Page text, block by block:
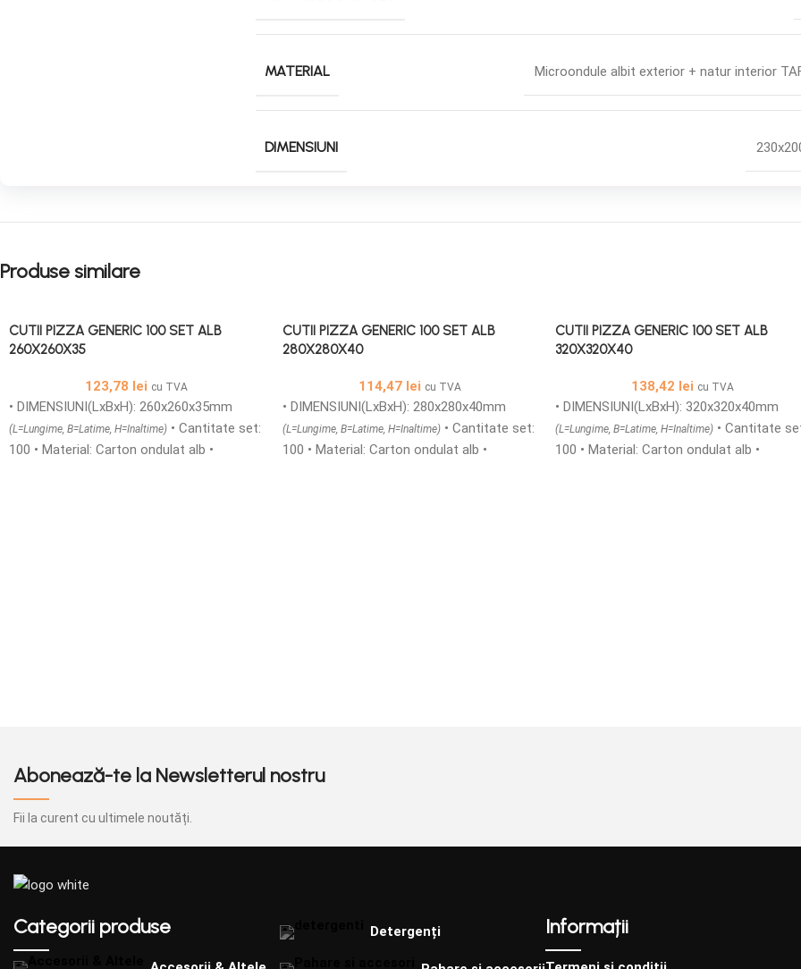
MATERIAL Microondule albit exterior + natur interior
DIMENSIUNI
Produse similare
CUTII PIZZA GENERIC 100 SET ALB
260X260X35
123,78 lei cu TVA
• DIMENSIUNI(LxBxH): 260x260x35mm
(L=Lungime, B=Latime, H=Inaltime) • Cantitate set:
100 • Material: Carton ondulat alb •
CUTII PIZZA GENERIC 100 SET ALB
280X280X40
114,47 lei cu TVA
• DIMENSIUNI(LxBxH): 280x280x40mm
(L=Lungime, B=Latime, H=Inaltime)• Cantitate set:
100 • Material: Carton ondulat alb •
CUTII PIZZA GENERIC 100 SET ALB
320X320X40
138,42 lei cu TVA
• DIMENSIUNI(LxBxH): 320x320x40mm
(L=Lungime, B=Latime, H=Inaltime) • Cantitate
100 • Material: Carton ondulat alb •
Abonează-te la Newsletterul nostru
Fii la curent cu ultimele noutăți.
Categorii produse Detergenți Informații